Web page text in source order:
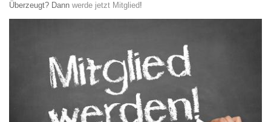
Überzeugt? Dann werde jetzt Mitglied!